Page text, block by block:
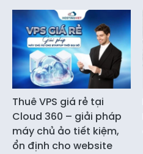
Thuê VPS giá rẻ tại
Cloud 360 – giải pháp
máy chủ ảo tiết kiệm,
ổn định cho website